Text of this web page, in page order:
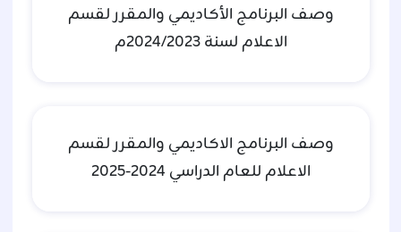
وصف البرنامج الأكاديمي والمقرر لقسم
الاعلام لسنة 2024/2023م
وصف البرنامج الاكاديمي والمقرر لقسم
الاعلام للعام الدراسي 2024-2025